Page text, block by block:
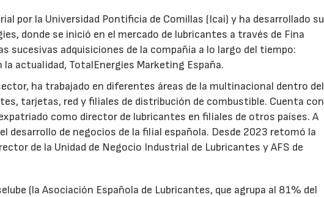
por la Universidad Pontificia de Comillas (Icai) y ha desarrollado su
donde se inició en el mercado de lubricantes a través de Fina
sucesivas adquisiciones de la compañía a lo largo del tiempo:
actualidad, TotalEnergies Marketing España.
ha trabajado en diferentes áreas de la multinacional dentro del
tarjetas, red y filiales de distribución de combustible. Cuenta con
como director de lubricantes en filiales de otros países. A
desarrollo de negocios de la filial española. Desde 2023 retomó la
de la Unidad de Negocio Industrial de Lubricantes y AFS de
(la Asociación Española de Lubricantes, que agrupa al 81% del